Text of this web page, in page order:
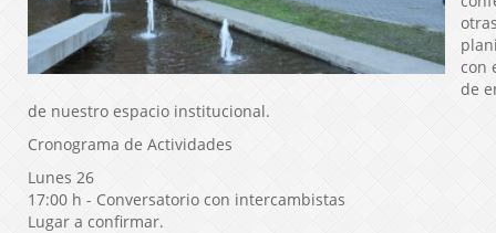
con
de
de nuestro espacio institucional.
Cronograma de Actividades
Lunes 26
17:00 h - Conversatorio con intercambistas
Lugar a confirmar.